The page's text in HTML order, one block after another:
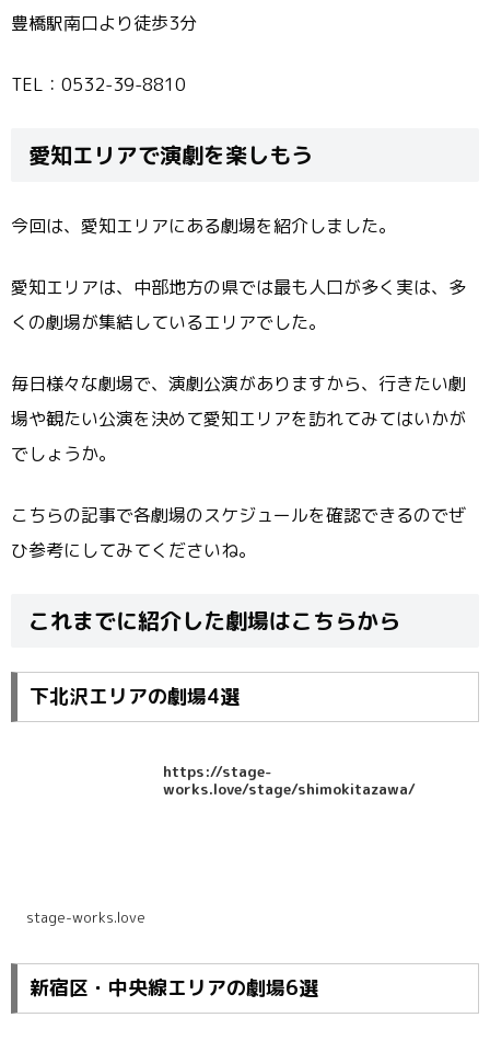
豊橋駅南口より徒歩3分
TEL：0532-39-8810
愛知エリアで演劇を楽しもう
今回は、愛知エリアにある劇場を紹介しました。
愛知エリアは、中部地方の県では最も人口が多く実は、多
くの劇場が集結しているエリアでした。
毎日様々な劇場で、演劇公演がありますから、行きたい劇
場や観たい公演を決めて愛知エリアを訪れてみてはいかが
でしょうか。
こちらの記事で各劇場のスケジュールを確認できるのでぜ
ひ参考にしてみてくださいね。
これまでに紹介した劇場はこちらから
下北沢エリアの劇場4選
https://stage-
works.love/stage/shimokitazawa/
stage-works.love
新宿区・中央線エリアの劇場6選